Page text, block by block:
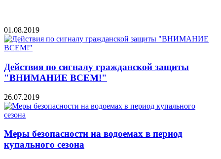
01.08.2019
Действия по сигналу гражданской защиты
"ВНИМАНИЕ ВСЕМ!"
26.07.2019
Меры безопасности на водоемах в период
купального сезона